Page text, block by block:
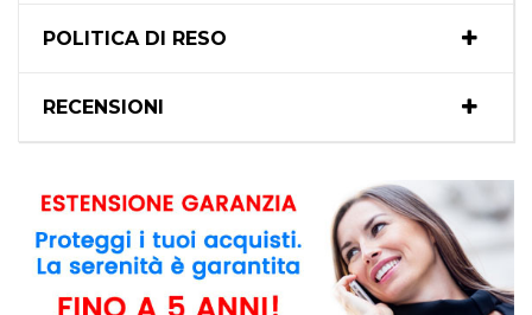
POLITICA DI RESO
RECENSIONI